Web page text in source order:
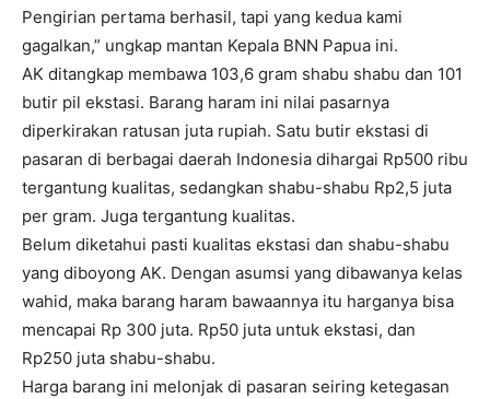
Pengirian pertama berhasil, tapi yang kedua kami
gagalkan,” ungkap mantan Kepala BNN Papua ini.
AK ditangkap membawa 103,6 gram shabu shabu dan 101
butir pil ekstasi. Barang haram ini nilai pasarnya
diperkirakan ratusan juta rupiah. Satu butir ekstasi di
pasaran di berbagai daerah Indonesia dihargai Rp500 ribu
tergantung kualitas, sedangkan shabu-shabu Rp2,5 juta
per gram. Juga tergantung kualitas.
Belum diketahui pasti kualitas ekstasi dan shabu-shabu
yang diboyong AK. Dengan asumsi yang dibawanya kelas
wahid, maka barang haram bawaannya itu harganya bisa
mencapai Rp 300 juta. Rp50 juta untuk ekstasi, dan
Rp250 juta shabu-shabu.
Harga barang ini melonjak di pasaran seiring ketegasan